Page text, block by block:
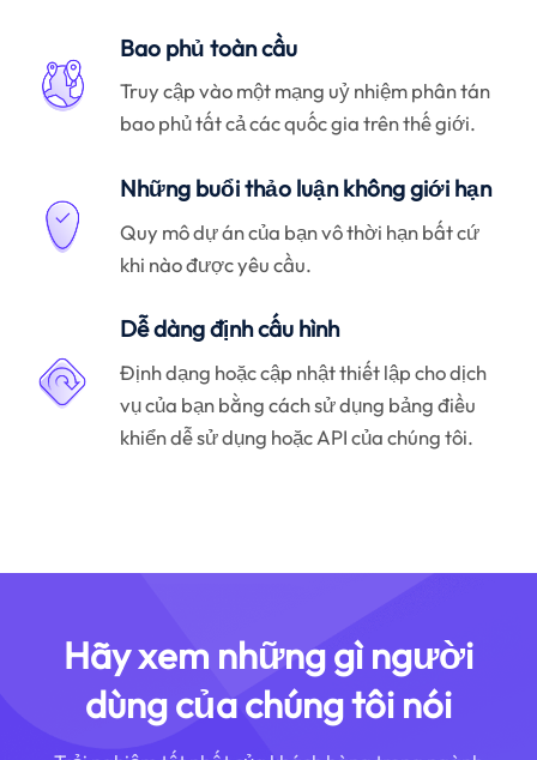
Bao phủ toàn cầu
Truy cập vào một mạng uỷ nhiệm phân tán
bao phủ tất cả các quốc gia trên thế giới.
Những buổi thảo luận không giới hạn
Quy mô dự án của bạn vô thời hạn bất cứ
khi nào được yêu cầu.
Dễ dàng định cấu hình
Định dạng hoặc cập nhật thiết lập cho dịch
vụ của bạn bằng cách sử dụng bảng điều
khiển dễ sử dụng hoặc API của chúng tôi.
Hãy xem những gì người
dùng của chúng tôi nói